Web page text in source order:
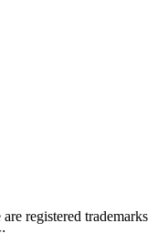
registered trademarks